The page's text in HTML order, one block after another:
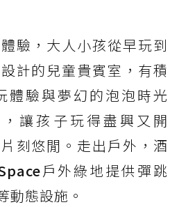
驗，大人小孩從早玩到
計的兒童貴賓室，有積
體驗與夢幻的泡泡時光
，讓孩子玩得盡興又開
刻悠閒。走出戶外，酒
戶外綠地提供彈跳
動態設施。